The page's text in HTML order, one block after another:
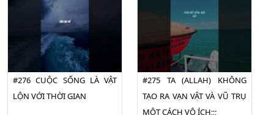
#276 CUỘC SỐNG LÀ VẬT
LỘN VỚI THỜI GIAN
#275 TA (ALLAH) KHÔNG
TẠO RA VẠN VẬT VÀ VŨ TRỤ
MỘT CÁCH VÔ ÍCH;;;